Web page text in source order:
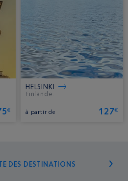
€
HELSINKI
Finlande.
à partir de 127€
DES DESTINATIONS